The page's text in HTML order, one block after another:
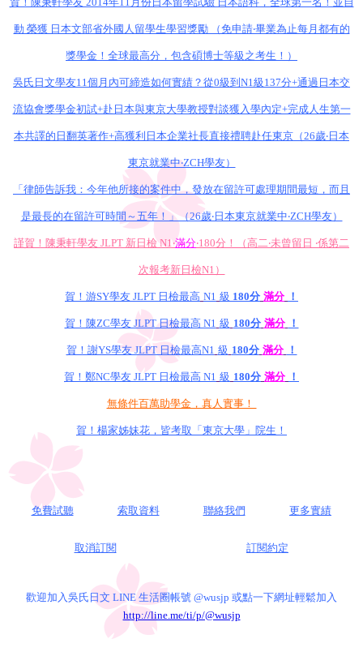
動 榮獲 日本文部省外國人留學生學習獎勵 （免申請‧畢業為止每月都有的
獎學金！全球最高分，包含碩博士等級之考生！）
吳氏日文學友11個月內可締造如何實績？從0級到N1級137分+通過日本交
流協會獎學金初試+赴日本與東京大學教授對談獲入學內定+完成人生第一
本共譯的日翻英著作+高獲利日本企業社長直接禮聘赴任東京（26歲‧日本
東京就業中‧ZCH學友）
「律師告訴我：今年他所接的案件中，發放在留許可處理期間最短，而且
是最長的在留許可時間～五年！」（26歲‧日本東京就業中‧ZCH學友）
謹賀！陳秉軒學友 JLPT 新日檢 N1‧滿分‧180分！（高二‧未曾留日 ‧係第二
次報考新日檢N1）
賀！游SY學友 JLPT 日檢最高 N1 級 180分 滿分 ！
賀！陳ZC學友 JLPT 日檢最高 N1 級 180分 滿分 ！
賀！謝YS學友 JLPT 日檢最高N1 級 180分 滿分 ！
賀！鄭NC學友 JLPT 日檢最高 N1 級 180分 滿分 ！
無條件百萬助學金，真人實事！
賀！楊家姊妹花，皆考取「東京大學」院生！
免費試聽 索取資料 聯絡我們 更多實績
取消訂閱 訂閱約定
歡迎加入吳氏日文 LINE 生活圈帳號 @wusjp 或點一下網址輕鬆加入
http://line.me/ti/p/@wusjp